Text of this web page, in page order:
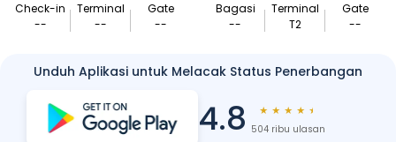
Check-in
--
Terminal
--
Gate
--
Bagasi
--
Terminal
T2
Gate
--
Unduh Aplikasi untuk Melacak Status Penerbangan
4.8 ★ ★ ★ ★ ★
504 ribu ulasan